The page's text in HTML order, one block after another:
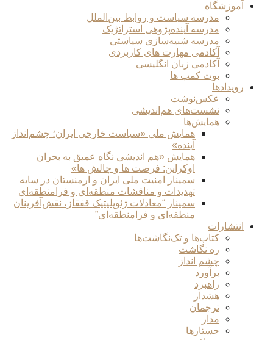
آموزشگاه
مدرسه سیاست و روابط بین‌الملل
مدرسه آینده‌پژوهی استراتژیک
مدرسه شبیه‌سازی سیاستی
آکادمی مهارت های کاربردی
آکادمی زبان انگلیسی
بوت کمپ ها
رویدادها
عکس‌نوشت
نشست‌های هم‌اندیشی
همایش‌ها
همایش ملی «سیاست خارجی ایران؛ چشم‌انداز
آینده»
همایش «هم اندیشی نگاه عمیق به بحران
اوکراین: فرصت ها و چالش ها»
سمینار امنیت ملی ایران و ارمنستان در سایه
تهدیدات و مناقشات منطقه‌ای و فرامنطقه‌ای
سمینار “معادلات ژئوپلیتیک قفقاز، نقش‌آفرینان
منطقه‌ای و فرامنطقه‌ای”
انتشارات
کتاب‌ها و تک‌نگاشت‌ها
ره نگاشت
چشم انداز
برآورد
راهبرد
هشدار
ترجمان
مدار
جستارها